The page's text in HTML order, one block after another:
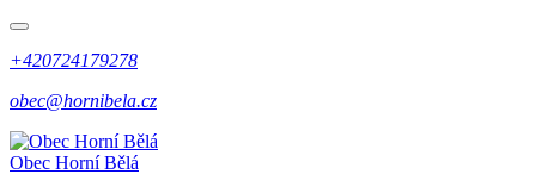
+420724179278
obec@hornibela.cz
Obec HorníBělá